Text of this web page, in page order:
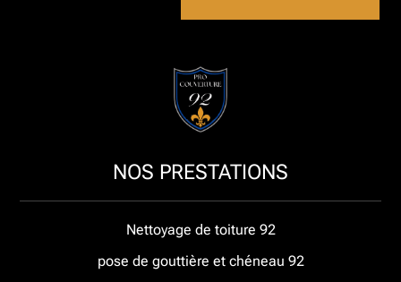
NOS PRESTATIONS
Nettoyage de toiture 92
pose de gouttière et chéneau 92